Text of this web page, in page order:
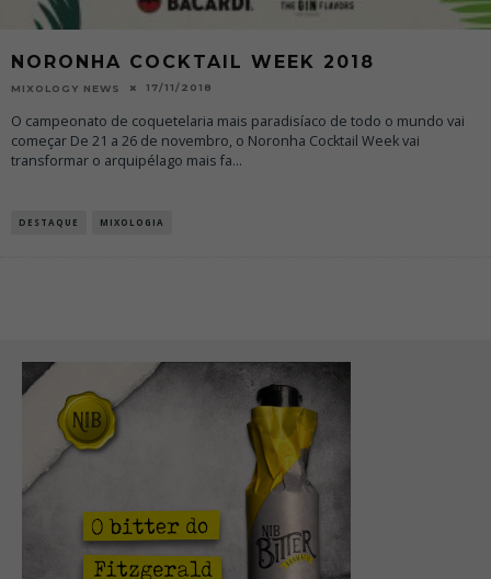
NORONHA COCKTAIL WEEK 2018
MIXOLOGY NEWS 17/11/2018
O campeonato de coquetelaria mais paradisíaco de todo o mundo vai
começar De 21 a 26 de novembro, o Noronha Cocktail Week vai
transformar o arquipélago mais fa...
DESTAQUE MIXOLOGIA